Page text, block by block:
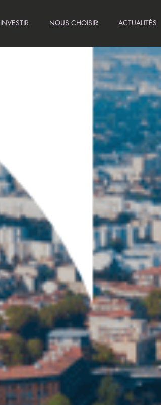
INVESTIR NOUS CHOISIR ACTUALITÉS